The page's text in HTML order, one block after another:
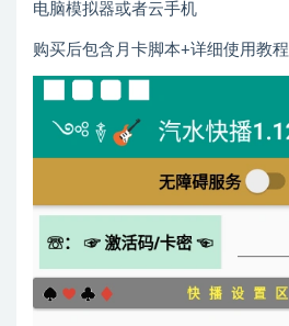
电脑模拟器或者云手机
购买后包含月卡脚本+详细使用教程